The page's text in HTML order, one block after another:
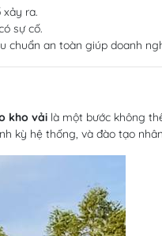
xảy ra.
sự cố.
chuẩn an toàn giúp doanh
kho vải là một bước không
kỳ hệ thống, và đào tạo